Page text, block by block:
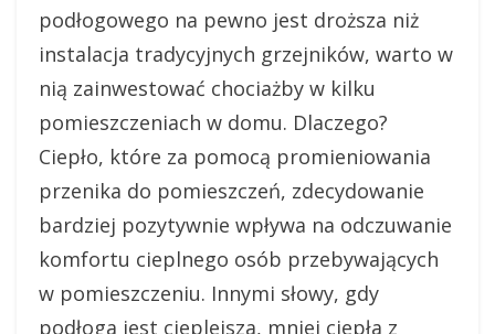
podłogowego na pewno jest droższa niż
instalacja tradycyjnych grzejników, warto w
nią zainwestować chociażby w kilku
pomieszczeniach w domu. Dlaczego?
Ciepło, które za pomocą promieniowania
przenika do pomieszczeń, zdecydowanie
bardziej pozytywnie wpływa na odczuwanie
komfortu cieplnego osób przebywających
w pomieszczeniu. Innymi słowy, gdy
podłoga jest cieplejsza, mniej ciepła z